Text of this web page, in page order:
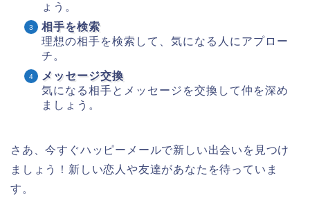
ょう。
相手を検索
理想の相手を検索して、気になる人にアプロー
チ。
メッセージ交換
気になる相手とメッセージを交換して仲を深め
ましょう。
さあ、今すぐハッピーメールで新しい出会いを見つけ
ましょう！新しい恋人や友達があなたを待っていま
す。